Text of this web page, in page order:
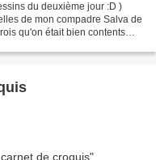
du deuxième jour :D )
de mon compadre Salva de
qu'on était bien contents